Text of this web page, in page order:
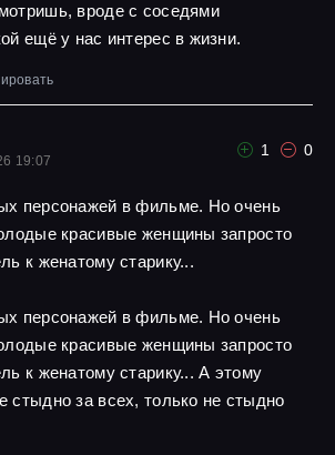
вроде с соседями
ещё у нас интерес в жизни.
19:07
1 0
персонажей в фильме. Но очень
красивые женщины запросто
к женатому старику...
персонажей в фильме. Но очень
красивые женщины запросто
к женатому старику... А этому
стыдно за всех, только не стыдно